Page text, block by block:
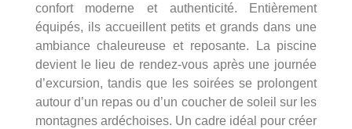
confort moderne et authenticité. Entièrement
équipés, ils accueillent petits et grands dans une
ambiance chaleureuse et reposante. La piscine
devient le lieu de rendez-vous après une journée
d’excursion, tandis que les soirées se prolongent
autour d’un repas ou d’un coucher de soleil sur les
montagnes ardéchoises. Un cadre idéal pour créer